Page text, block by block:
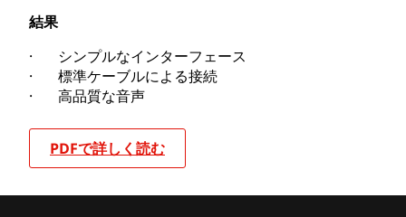
結果
· シンプルなインターフェース
· 標準ケーブルによる接続
· 高品質な音声
PDFで詳しく読む